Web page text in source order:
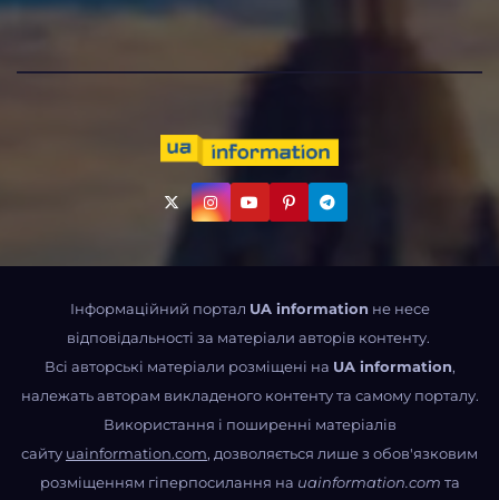
Інформаційний портал UA information не несе
відповідальності за матеріали авторів контенту.
Всі авторські матеріали розміщені на UA information,
належать авторам викладеного контенту та самому порталу.
Використання і поширенні матеріалів
сайту uainformation.com, дозволяється лише з обов'язковим
розміщенням гіперпосилання на uainformation.com та